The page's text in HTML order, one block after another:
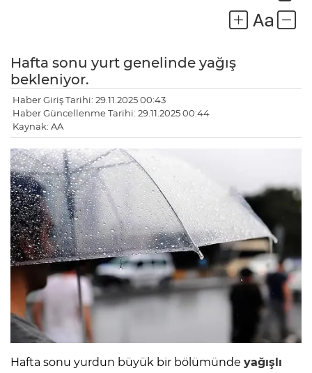
Hafta sonu yurt genelinde yağış
bekleniyor.
Haber Giriş Tarihi: 29.11.2025 00:43
Haber Güncellenme Tarihi: 29.11.2025 00:44
Kaynak: AA
Hafta sonu yurdun büyük bir bölümünde yağışlı